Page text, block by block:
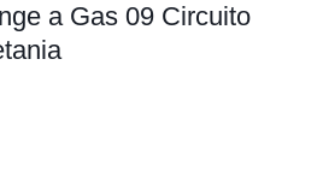
a Gas 09 Circuito